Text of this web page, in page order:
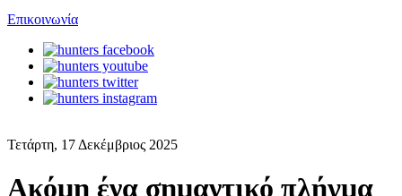
Επικοινωνία
Τετάρτη, 17 Δεκέμβριος 2025
Ακόμη ένα σημαντικό πλήγμα